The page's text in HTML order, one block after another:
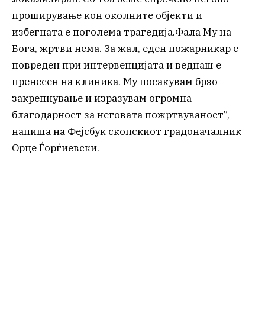
проширување кон околните објекти и
избегната е поголема трагедија.Фала Му на
Бога, жртви нема. За жал, еден пожарникар е
повреден при интервенцијата и веднаш е
пренесен на клиника. Му посакувам брзо
закрепнување и изразувам огромна
благодарност за неговата пожртвуваност”,
напиша на Фејсбук скопскиот градоначалник
Орце Ѓорѓиевски.